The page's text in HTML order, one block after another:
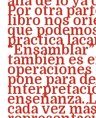
Por otra
libro nos
que
práctica
también es
operaciones
pone para
enseñanza.
cada vez